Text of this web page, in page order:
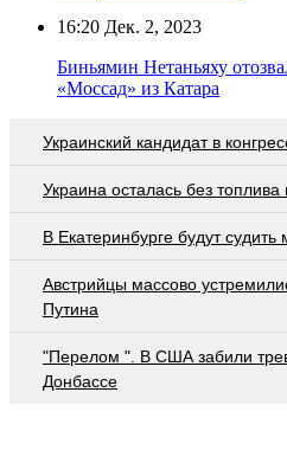
16:20 Дек. 2, 2023
Биньямин Нетаньяху
«Моссад» из Катара
Украинский кандидат в
Украина осталась без
В Екатеринбурге будут судить
Австрийцы массово
Путина
"Перелом ". В США забили
Донбассе